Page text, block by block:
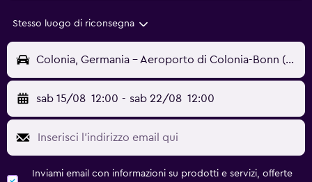
Stesso luogo di riconsegna
Colonia, Germania - Aeroporto di Colonia-Bonn (CGN)
sab 15/08 12:00 - sab 22/08 12:00
Inviami email con informazioni su prodotti e servizi, offerte